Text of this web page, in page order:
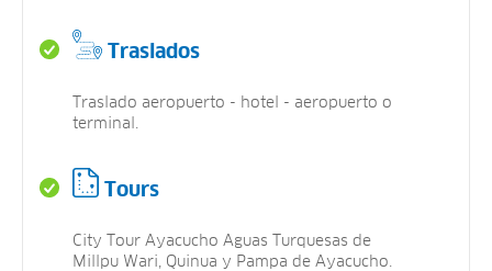
Traslados
Traslado aeropuerto - hotel - aeropuerto o
terminal.
Tours
City Tour Ayacucho Aguas Turquesas de
Millpu Wari, Quinua y Pampa de Ayacucho.